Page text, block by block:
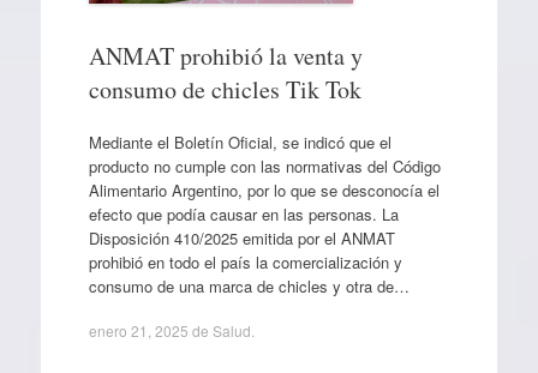
ANMAT prohibió la venta y
consumo de chicles Tik Tok
Mediante el Boletín Oficial, se indicó que el
producto no cumple con las normativas del Código
Alimentario Argentino, por lo que se desconocía el
efecto que podía causar en las personas. La
Disposición 410/2025 emitida por el ANMAT
prohibió en todo el país la comercialización y
consumo de una marca de chicles y otra de…
enero 21, 2025 de Salud